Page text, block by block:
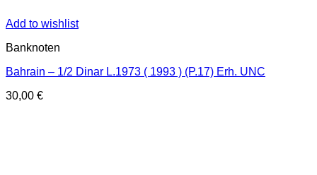
Add to wishlist
Banknoten
Bahrain – 1/2 Dinar L.1973 ( 1993 ) (P.17) Erh. UNC
30,00 €